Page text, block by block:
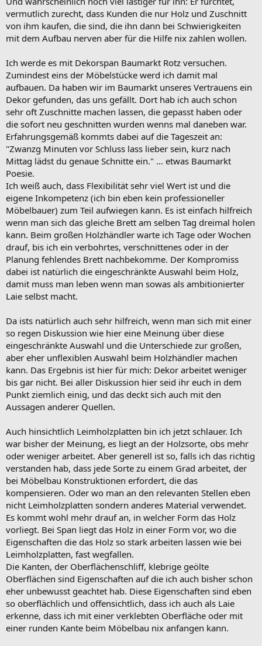
vermutlich zurecht, dass Kunden die nur Holz und Zuschnitt
von ihm kaufen, die sind, die ihn dann bei Schwierigkeiten
mit dem Aufbau nerven aber für die Hilfe nix zahlen wollen.
Ich werde es mit Dekorspan Baumarkt Rotz versuchen.
Zumindest eins der Möbelstücke werd ich damit mal
aufbauen. Da haben wir im Baumarkt unseres Vertrauens ein
Dekor gefunden, das uns gefällt. Dort hab ich auch schon
sehr oft Zuschnitte machen lassen, die gepasst haben oder
die sofort neu geschnitten wurden wenns mal daneben war.
Erfahrungsgemäß kommts dabei auf die Tageszeit an:
"Zwanzg Minuten vor Schluss lass lieber sein, kurz nach
Mittag lädst du genaue Schnitte ein." ... etwas Baumarkt
Poesie.
Ich weiß auch, dass Flexibilität sehr viel Wert ist und die
eigene Inkompetenz (ich bin eben kein professioneller
Möbelbauer) zum Teil aufwiegen kann. Es ist einfach hilfreich
wenn man sich das gleiche Brett am selben Tag dreimal holen
kann. Beim großen Holzhändler warte ich Tage oder Wochen
drauf, bis ich ein verbohrtes, verschnittenes oder in der
Planung fehlendes Brett nachbekomme. Der Kompromiss
dabei ist natürlich die eingeschränkte Auswahl beim Holz,
damit muss man leben wenn man sowas als ambitionierter
Laie selbst macht.
Da ists natürlich auch sehr hilfreich, wenn man sich mit einer
so regen Diskussion wie hier eine Meinung über diese
eingeschränkte Auswahl und die Unterschiede zur großen,
aber eher unflexiblen Auswahl beim Holzhändler machen
kann. Das Ergebnis ist hier für mich: Dekor arbeitet weniger
bis gar nicht. Bei aller Diskussion hier seid ihr euch in dem
Punkt ziemlich einig, und das deckt sich auch mit den
Aussagen anderer Quellen.
Auch hinsichtlich Leimholzplatten bin ich jetzt schlauer. Ich
war bisher der Meinung, es liegt an der Holzsorte, obs mehr
oder weniger arbeitet. Aber generell ist so, falls ich das richtig
verstanden hab, dass jede Sorte zu einem Grad arbeitet, der
bei Möbelbau Konstruktionen erfordert, die das
kompensieren. Oder wo man an den relevanten Stellen eben
nicht Leimholzplatten sondern anderes Material verwendet.
Es kommt wohl mehr drauf an, in welcher Form das Holz
vorliegt. Bei Span liegt das Holz in einer Form vor, wo die
Eigenschaften die das Holz so stark arbeiten lassen wie bei
Leimholzplatten, fast wegfallen.
Die Kanten, der Oberflächenschliff, klebrige geölte
Oberflächen sind Eigenschaften auf die ich auch bisher schon
eher unbewusst geachtet hab. Diese Eigenschaften sind eben
so oberflächlich und offensichtlich, dass ich auch als Laie
erkenne, dass ich mit einer verklebten Oberfläche oder mit
einer runden Kante beim Möbelbau nix anfangen kann.